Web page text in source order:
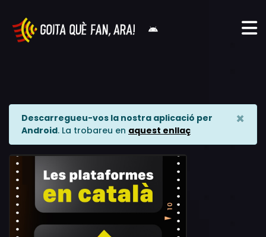
Descarregueu-vos la nostra aplicació per
Android. La trobareu en aquest enllaç
×